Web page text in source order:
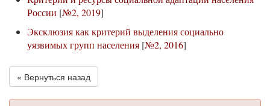
России [№2, 2019]
Эксклюзия как критерий выделения социально
уязвимых групп населения [№2, 2016]
« Вернуться назад